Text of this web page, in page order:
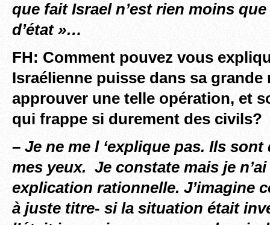
que fait Israel n’est rien moins
d’état »…
FH: Comment pouvez vous
Israélienne puisse dans sa grande
approuver une telle opération, et
qui frappe si durement des civils?
– Je ne me l ‘explique pas. Ils
mes yeux. Je constate mais je
explication rationnelle. J’imagine
à juste titre- si la situation était